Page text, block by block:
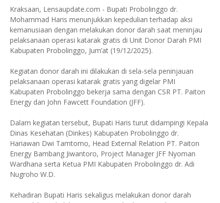
Kraksaan, Lensaupdate.com - Bupati Probolinggo dr.
Mohammad Haris menunjukkan kepedulian terhadap aksi
kemanusiaan dengan melakukan donor darah saat meninjau
pelaksanaan operasi katarak gratis di Unit Donor Darah PMI
Kabupaten Probolinggo, Jum’at (19/12/2025).
Kegiatan donor darah ini dilakukan di sela-sela peninjauan
pelaksanaan operasi katarak gratis yang digelar PMI
Kabupaten Probolinggo bekerja sama dengan CSR PT. Paiton
Energy dan John Fawcett Foundation (JFF).
Dalam kegiatan tersebut, Bupati Haris turut didampingi Kepala
Dinas Kesehatan (Dinkes) Kabupaten Probolinggo dr.
Hariawan Dwi Tamtomo, Head External Relation PT. Paiton
Energy Bambang Jiwantoro, Project Manager JFF Nyoman
Wardhana serta Ketua PMI Kabupaten Probolinggo dr. Adi
Nugroho W.D.
Kehadiran Bupati Haris sekaligus melakukan donor darah